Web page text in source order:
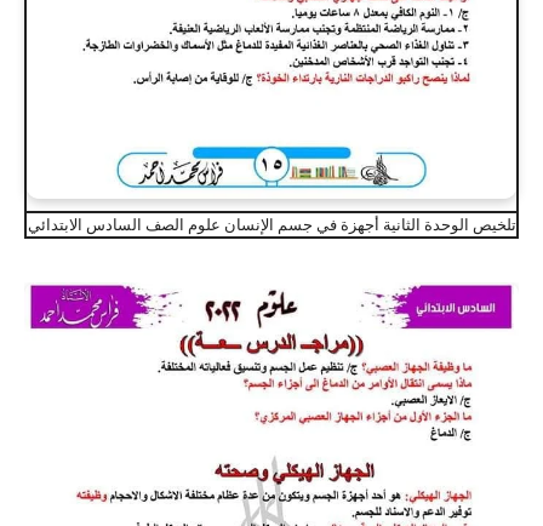
تلخيص الوحدة الثانية أجهزة في جسم الإنسان علوم الصف السادس الابتدائي